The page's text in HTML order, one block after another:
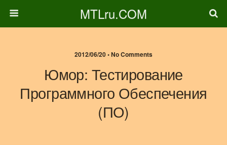
MTLru.COM
2012/06/20 • No Comments
Юмор: Тестирование
Программного Обеспечения
(ПО)